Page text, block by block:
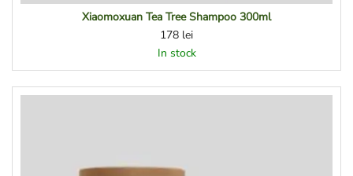
Xiaomoxuan Tea Tree Shampoo 300ml
178 lei
In stock